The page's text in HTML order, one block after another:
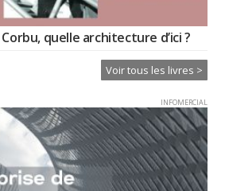
quelle architecture d’ici ?
Voir tous les livres >
INFOMERCIAL